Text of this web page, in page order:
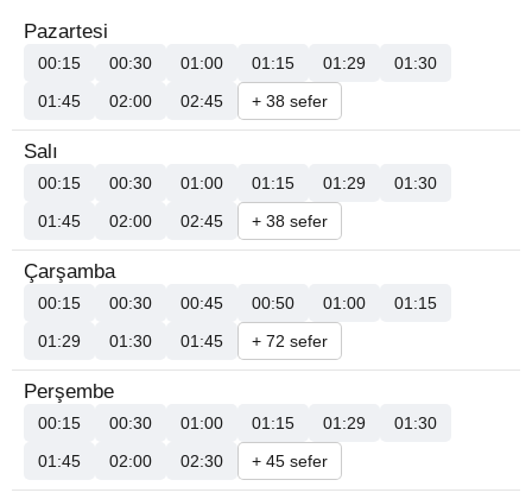
Pazartesi
00:15 00:30 01:00 01:15 01:29
01:30
01:45
02:00 02:45 + 38 sefer
Salı
00:15 00:30 01:00 01:15 01:29
01:30
01:45
02:00 02:45 + 38 sefer
Çarşamba
00:15 00:30 00:45 00:50 01:00
01:15
01:29
01:30 01:45 + 72 sefer
Perşembe
00:15 00:30 01:00 01:15 01:29
01:30
01:45
02:00 02:30 + 45 sefer